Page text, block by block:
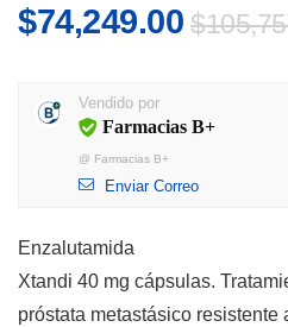
$
$74,249.00
Vendido por
Farmacias B+
@ Farmacias B+
Enviar Correo
Enzalutamida
Xtandi 40 mg cápsulas.
próstata metastásico resistente